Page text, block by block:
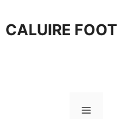
CALUIRE FOOT
Menu